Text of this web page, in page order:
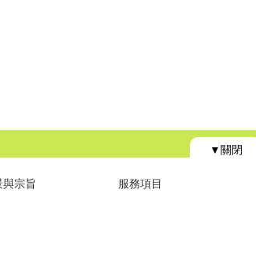
▼關閉
宗旨 服務項目